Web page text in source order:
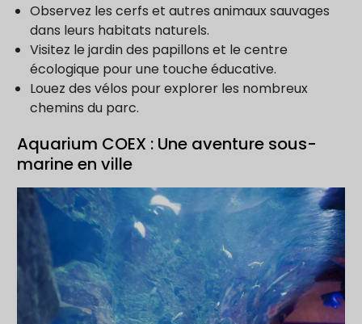
Observez les cerfs et autres animaux sauvages
dans leurs habitats naturels.
Visitez le jardin des papillons et le centre
écologique pour une touche éducative.
Louez des vélos pour explorer les nombreux
chemins du parc.
Aquarium COEX : Une aventure sous-
marine en ville